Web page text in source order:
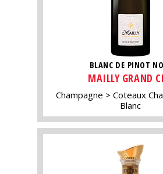
BLANC DE PINOT
MAILLY GRAND
Champagne
Coteaux
Blanc